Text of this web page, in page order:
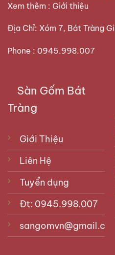
Xem thêm : Giới thiệu
Địa Chỉ: Xóm 7, Bát Tràng
Phone : 0945.998.007
Sàn Gốm Bát
Tràng
Giới Thiệu
Liên Hệ
Tuyển dụng
Đt: 0945.998.007
sangomvn@gmail.com